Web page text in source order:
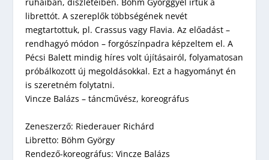
librettót. A szereplők többségének nevét
megtartottuk, pl. Crassus vagy Flavia. Az előadást –
rendhagyó módon – forgószínpadra képzeltem el. A
Pécsi Balett mindig híres volt újításairól, folyamatosan
próbálkozott új megoldásokkal. Ezt a hagyományt én
is szeretném folytatni.
Vincze Balázs – táncművész, koreográfus
Zeneszerző: Riederauer Richárd
Libretto: Böhm György
Rendező-koreográfus: Vincze Balázs